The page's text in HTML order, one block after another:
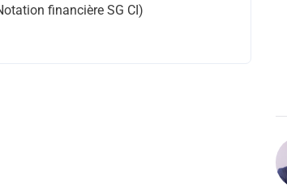
financière SG CI)